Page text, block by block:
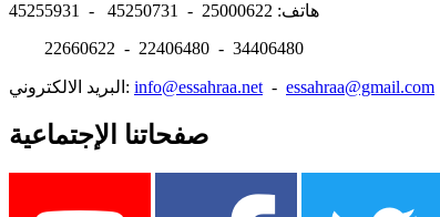
هاتف: 25000622 - 45250731 - 45255931
22660622 - 22406480 - 34406480
البريد الالكتروني: info@essahraa.net - essahraa@gmail.com
صفحاتنا الإجتماعية